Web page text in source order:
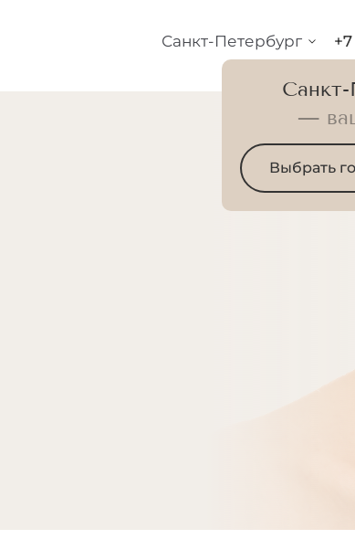
Санкт-Петербург
—
Выбрать